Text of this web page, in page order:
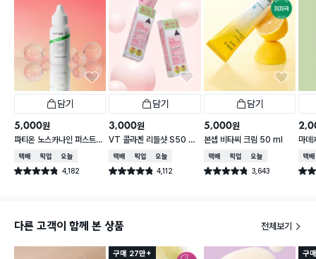
담기
5,000원
파티온 노스카나인 퍼스트스
텝 흔적앰플 30 ml
택배배송매장픽업오늘배송
별점 4.8점 4,182
건 작성
담기
3,000원
VT 콜라겐 리들샷 S50 페
이셜 부스팅 퍼스트 앰플 2
ml 6개입
택배배송매장픽업오늘배송
별점 4.8점 4,112
건 작성
담기
5,000원
본셉 비타씨 크림 50 ml
택배배송매장픽업오늘배송
별점 4.8점 3,643
건 작성
마데
패
택배
별점
다른 고객이 함께 본 상품 전체보기
구매 27만+ 구